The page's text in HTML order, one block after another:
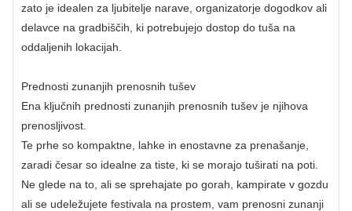
zato je idealen za ljubitelje narave, organizatorje dogodkov ali
delavce na gradbiščih, ki potrebujejo dostop do tuša na
oddaljenih lokacijah.
Prednosti zunanjih prenosnih tušev
Ena ključnih prednosti zunanjih prenosnih tušev je njihova
prenosljivost.
Te prhe so kompaktne, lahke in enostavne za prenašanje,
zaradi česar so idealne za tiste, ki se morajo tuširati na poti.
Ne glede na to, ali se sprehajate po gorah, kampirate v gozdu
ali se udeležujete festivala na prostem, vam prenosni zunanji